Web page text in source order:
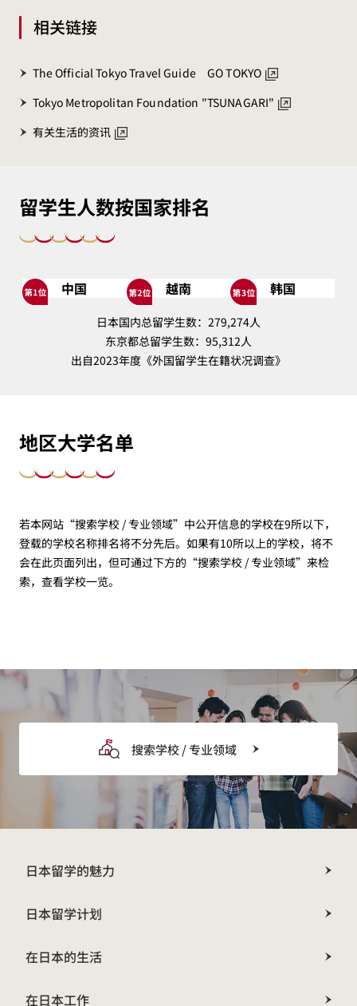
相关链接
The Official Tokyo Travel Guide GO TOKYO
Tokyo Metropolitan Foundation "TSUNAGARI"
有关生活的资讯
留学生人数按国家排名
中国 越南 韩国
日本国内总留学生数：279,274人
东京都总留学生数：95,312人
出自2023年度《外国留学生在籍状况调查》
地区大学名单
若本网站“搜索学校 / 专业领域”中公开信息的学校在9所以下，
登载的学校名称排名将不分先后。如果有10所以上的学校，将不
会在此页面列出，但可通过下方的“搜索学校 / 专业领域”来检
索，查看学校一览。
搜索学校 / 专业领域
日本留学的魅力
日本留学计划
在日本的生活
在日本工作